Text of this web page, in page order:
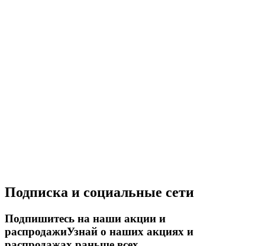
Подписка и социальные сети
Подпишитесь на наши акции и
распродажиУзнай о наших акциях и